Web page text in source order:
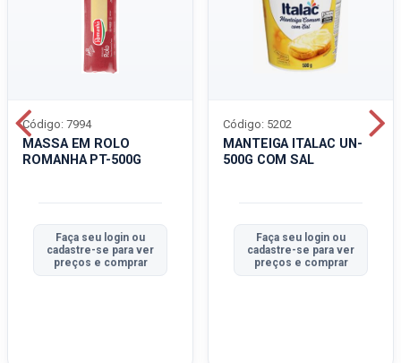
MASSA EM ROLO
ROMANHA PT-500G
Código: 7994
Faça seu login ou
cadastre-se para ver
preços e comprar
MANTEIGA ITALAC UN-
500G COM SAL
Código: 5202
Faça seu login ou
cadastre-se para ver
preços e comprar